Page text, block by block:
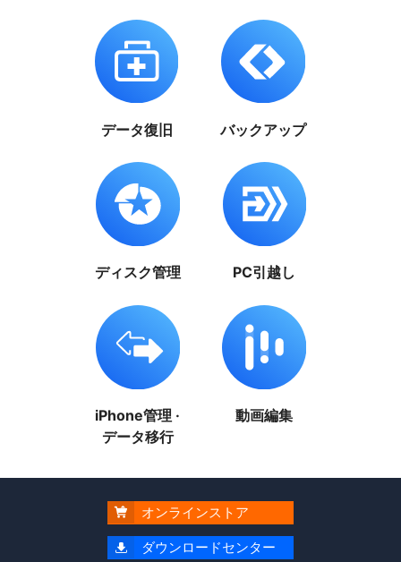
データ復旧 バックアップ
ディスク管理 PC引越し
iPhone管理 ·
データ移行
動画編集
 オンラインストア
 ダウンロードセンター